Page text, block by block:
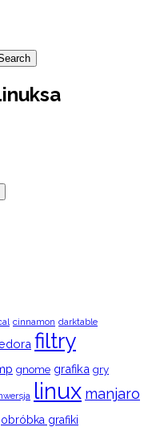
cinnamon darktable
filtry
gnome grafika gry
linux manjaro
obróbka grafiki